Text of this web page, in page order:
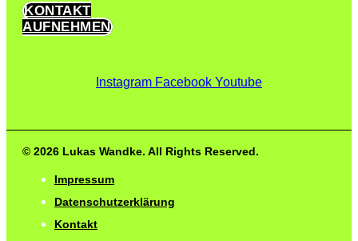
KONTAKT
AUFNEHMEN
Instagram Facebook Youtube
© 2026 Lukas Wandke. All Rights Reserved.
Impressum
Datenschutzerklärung
Kontakt